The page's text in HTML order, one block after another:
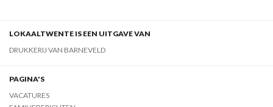
LOKAALTWENTE IS EEN UITGAVE VAN
DRUKKERIJ VAN BARNEVELD
PAGINA'S
VACATURES